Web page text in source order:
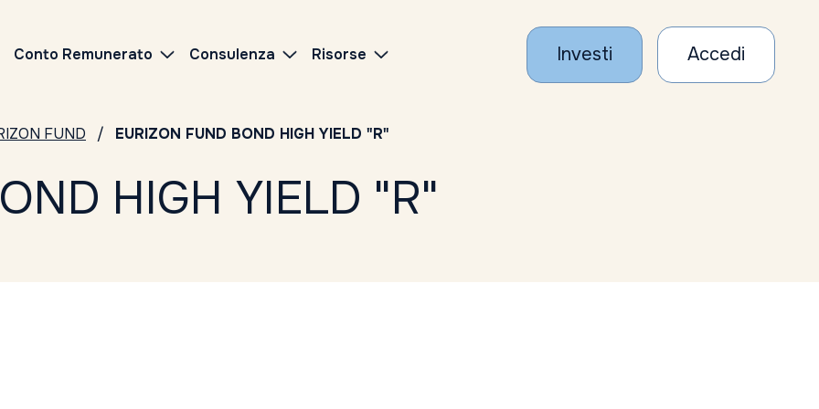
Conto Remunerato Consulenza Risorse Investi Accedi
FUND EURIZON FUND BOND HIGH YIELD "R"
HIGH YIELD "R"